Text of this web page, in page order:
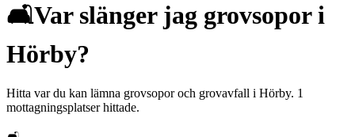
🛋️Var slänger jag grovsopori
Hörby?
Hitta var du kan lämna grovsopor och grovavfall i Hörby. 1
mottagningsplatser hittade.